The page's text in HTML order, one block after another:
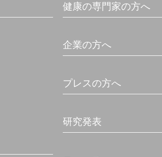
健康の専門家の方へ
企業の方へ
プレスの方へ
研究発表